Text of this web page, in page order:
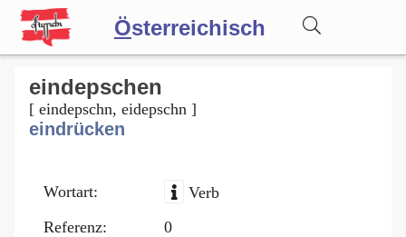
Österreichisch
Wörterbuch
Forum
Blog
eindepschen
[ eindepschn, eidepschn ]
eindrücken
Wortart:
Verb
Referenz:
0